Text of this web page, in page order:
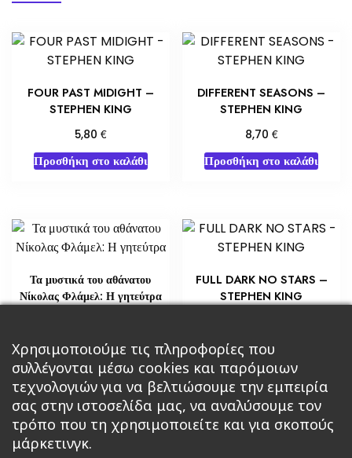
FOUR PAST MIDIGHT –
STEPHEN KING
5,80 €
Προσθήκη στο καλάθι
DIFFERENT SEASONS –
STEPHEN KING
8,70 €
Προσθήκη στο καλάθι
Τα μυστικά του αθάνατου
Νίκολας Φλάμελ: Η γητεύτρα
Διαβάστε περισσότερα
FULL DARK NO STARS –
STEPHEN KING
Προσθήκη στο καλάθι
Χρησιμοποιούμε τις πληροφορίες που
συλλέγονται μέσω cookies και παρόμοιων
τεχνολογιών για να βελτιώσουμε την εμπειρία
σας στην ιστοσελίδα μας, να αναλύσουμε τον
τρόπο που τη χρησιμοποιείτε και για σκοπούς
μάρκετινγκ.